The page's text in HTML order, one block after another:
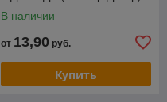
В наличии
от 13,90 руб.
Купить